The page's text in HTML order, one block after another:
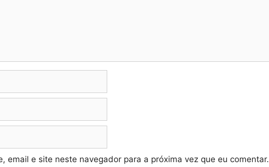
email e site neste navegador para a próxima vez que eu comentar.